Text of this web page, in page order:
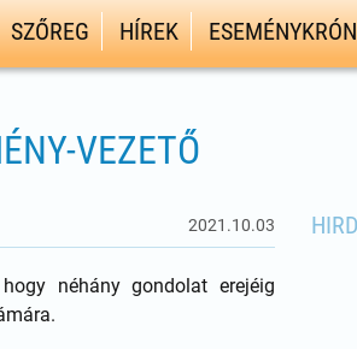
SZŐREG HÍREK
VEZETŐ
2021.10.03
néhány gondolat erejéig